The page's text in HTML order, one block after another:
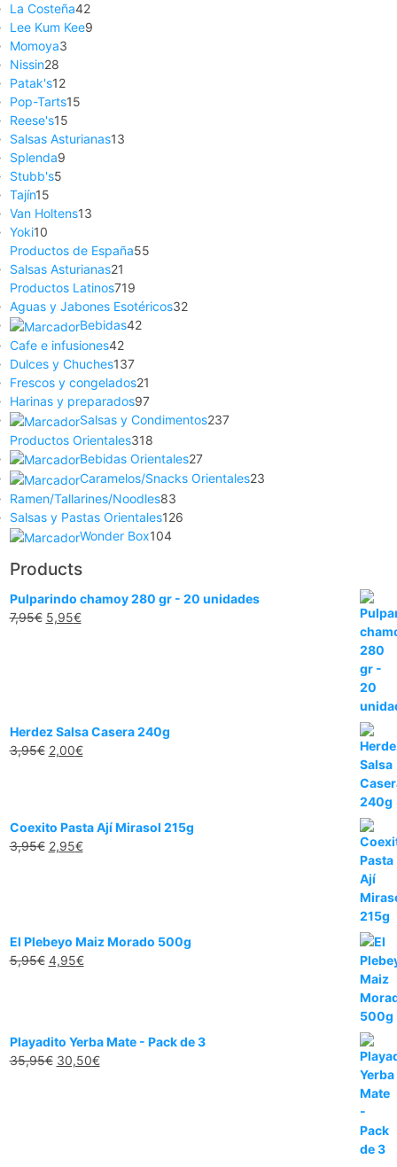
La Costeña42
Lee Kum Kee9
Momoya3
Nissin28
Patak's12
Pop-Tarts15
Reese's15
Salsas Asturianas13
Splenda9
Stubb's5
Tajín15
Van Holtens13
Yoki10
Productos de España55
Salsas Asturianas21
Productos Latinos719
Aguas y Jabones Esotéricos32
Bebidas42
Cafe e infusiones42
Dulces y Chuches137
Frescos y congelados21
Harinas y preparados97
Salsas y Condimentos237
Productos Orientales318
Bebidas Orientales27
Caramelos/Snacks Orientales23
Ramen/Tallarines/Noodles83
Salsas y Pastas Orientales126
Wonder Box104
Products
Pulparindo chamoy 280 gr - 20 unidades
7,95€ 5,95€
Herdez Salsa Casera 240g
3,95€ 2,00€
Coexito Pasta Ají Mirasol 215g
3,95€ 2,95€
El Plebeyo Maiz Morado 500g
5,95€ 4,95€
Playadito Yerba Mate - Pack de 3
35,95€ 30,50€